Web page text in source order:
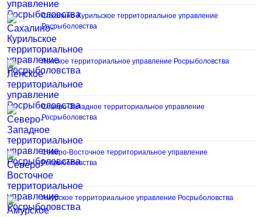
Сахалино-Курильское территориальное управление
Росрыболовства
Ленское территориальное управление Росрыболовства
Северо-Западное территориальное управление
Росрыболовства
Северо-Восточное территориальное управление
Росрыболовства
Амурское территориальное управление Росрыболовства